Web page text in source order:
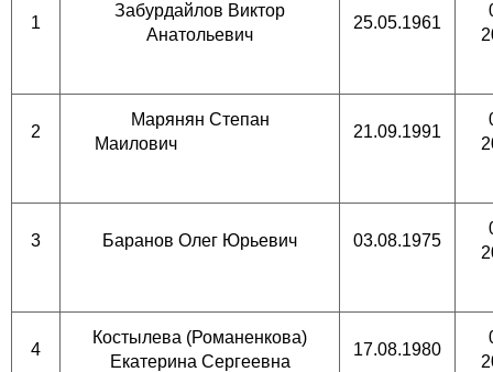
1
Забурдайлов Виктор
Анатольевич
25.05.1961
2
Марянян Степан
Маилович
21.09.1991
3 Баранов Олег Юрьевич 03.08.1975
4
Костылева (Романенкова)
Екатерина Сергеевна
17.08.1980